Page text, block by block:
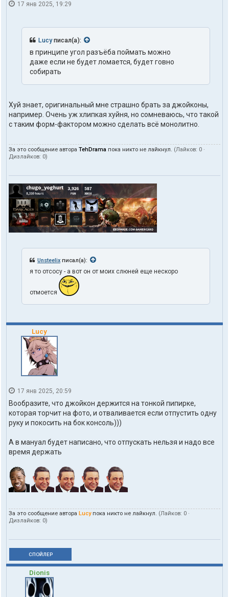
17 янв 2025, 19:29
Lucyписал(а):
в принципе угол разъёба поймать можно
даже если не будет ломается, будет говно
собирать
Хуй знает, оригинальный мне страшно брать за джойконы,
например. Очень уж хлипкая хуйня, но сомневаюсь, что такой
с таким форм-фактором можно сделать всё монолитно.
За это сообщение автора TehDrama пока никто не лайкнул. (Лайков: 0 ·
Дизлайков: 0)
Unsteelix писал(а):
я то отсосу - а вот он от моих слюней еще нескоро
отмоется
Lucy
17 янв 2025, 20:59
Вообразите, что джойкон держится на тонкой пипирке,
которая торчит на фото, и отваливается если отпустить одну
руку и покосить на бок консоль)))
А в мануал будет написано, что отпускать нельзя и надо все
время держать
За это сообщение автора Lucyпока никто не лайкнул. (Лайков: 0 ·
Дизлайков: 0)
СПОЙЛЕР
Dionis